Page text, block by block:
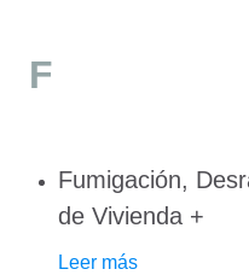
F
Fumigación,
de Vivienda +
Leer más